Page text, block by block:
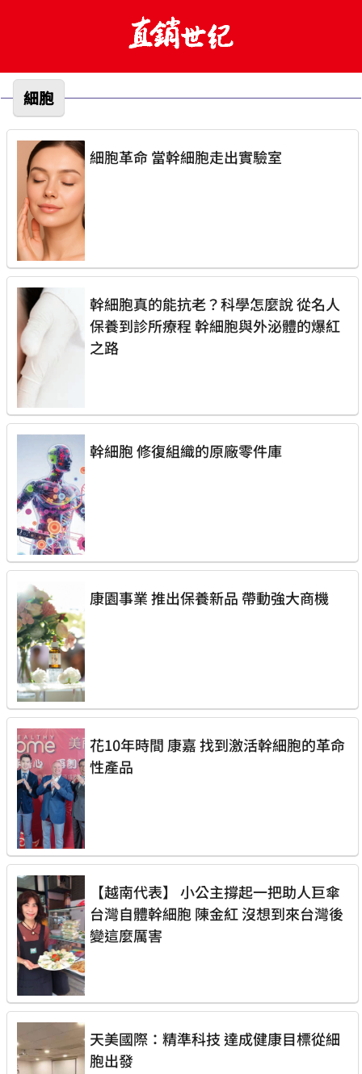
細胞
細胞革命 當幹細胞走出實驗室
幹細胞真的能抗老？科學怎麼說 從名人
保養到診所療程 幹細胞與外泌體的爆紅
之路
幹細胞 修復組織的原廠零件庫
康園事業 推出保養新品 帶動強大商機
花10年時間 康嘉 找到激活幹細胞的革命
性產品
【越南代表】 小公主撐起一把助人巨傘
台灣自體幹細胞 陳金紅 沒想到來台灣後
變這麼厲害
天美國際：精準科技 達成健康目標從細
胞出發